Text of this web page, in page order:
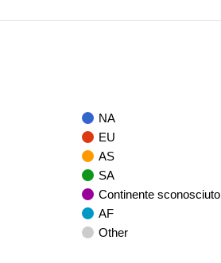
NA
EU
AS
SA
Continente sconosciuto
AF
Other